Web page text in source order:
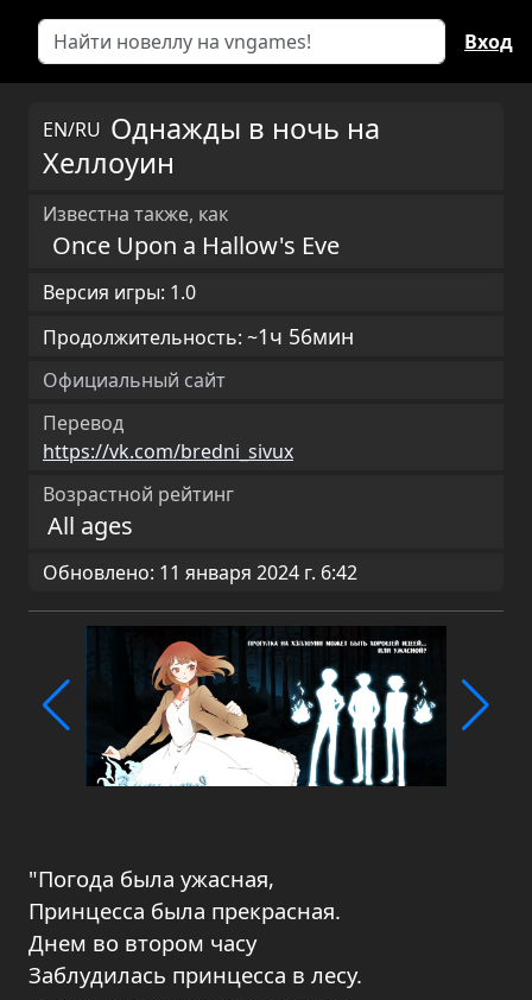
Вход
EN/RU Однажды в ночь на
Хеллоуин
Известна также, как
Once Upon a Hallow's Eve
Версия игры: 1.0
Продолжительность: ~1ч 56мин
Официальный сайт
Перевод
https://vk.com/bredni_sivux
Возрастной рейтинг
All ages
Обновлено: 11 января 2024 г. 6:42
"Погода была ужасная,
Принцесса была прекрасная.
Днем во втором часу
Заблудилась принцесса в лесу.